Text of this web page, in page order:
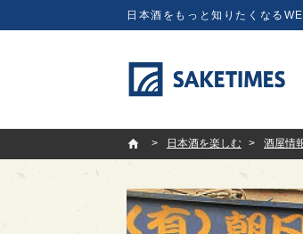
日本酒をもっと知りたくなる
SAKETIMES
日本酒を楽しむ
酒屋情